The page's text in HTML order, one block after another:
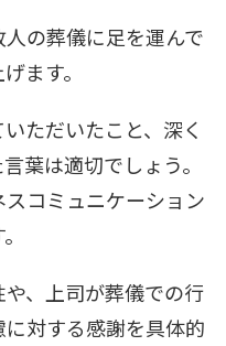
の葬儀に足を運んで
ます。
ただいたこと、深く
葉は適切でしょう。
コミュニケーション
、上司が葬儀での行
対する感謝を具体的